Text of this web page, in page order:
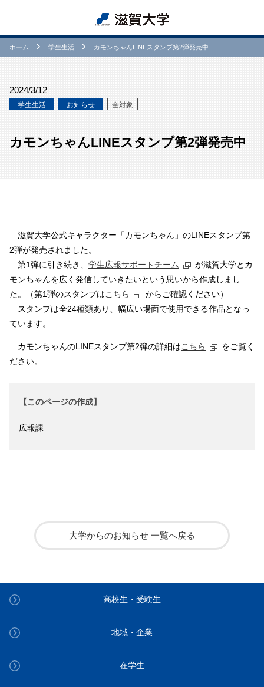
ホーム 学⽣生活 カモンちゃんLINEスタンプ第2弾発売中
2024/3/12
学⽣生活 お知らせ 全対象
カモンちゃんLINEスタンプ第2弾発売中
滋賀大学公式キャラクター「カモンちゃん」のLINEスタンプ第
2弾が発売されました。
第1弾に引き続き、 学生広報サポートチーム
が滋賀大学とカ
モンちゃんを広く発信していきたいという思いから作成しまし
た。（第1弾のスタンプはこちら
からご確認ください）
スタンプは全24種類あり、幅広い場面で使用できる作品となっ
ています。
カモンちゃんのLINEスタンプ第2弾の詳細はこちら
をご覧く
ださい。
【このページの作成】
広報課
大学からのお知らせ 一覧へ戻る
高校生・受験生
地域・企業
在学生